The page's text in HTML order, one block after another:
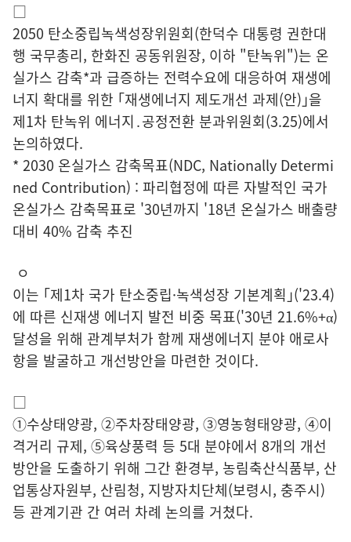
□
2050 탄소중립녹색성장위원회(한덕수 대통령 권한대
행 국무총리, 한화진 공동위원장, 이하 "탄녹위")는 온
실가스 감축*과 급증하는 전력수요에 대응하여 재생에
너지 확대를 위한 ｢재생에너지 제도개선 과제(안)｣을
제1차 탄녹위 에너지․공정전환 분과위원회(3.25)에서
논의하였다.
* 2030 온실가스 감축목표(NDC, Nationally Determi
ned Contribution) : 파리협정에 따른 자발적인 국가
온실가스 감축목표로 '30년까지 '18년 온실가스 배출량
대비 40% 감축 추진
ㅇ
이는 ｢제1차 국가 탄소중립·녹색성장 기본계획｣('23.4)
에 따른 신재생 에너지 발전 비중 목표('30년 21.6%+α)
달성을 위해 관계부처가 함께 재생에너지 분야 애로사
항을 발굴하고 개선방안을 마련한 것이다.
□
①수상태양광, ②주차장태양광, ③영농형태양광, ④이
격거리 규제, ⑤육상풍력 등 5대 분야에서 8개의 개선
방안을 도출하기 위해 그간 환경부, 농림축산식품부, 산
업통상자원부, 산림청, 지방자치단체(보령시, 충주시)
등 관계기관 간 여러 차례 논의를 거쳤다.